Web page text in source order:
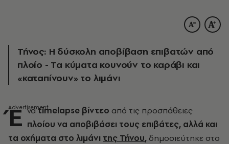
Τήνος: Η δύσκολη αποβίβαση επιβατών από
πλοίο - Τα κύματα κουνούν το καράβι και
«καταπίνουν» το λιμάνι
Έ ναtimelapse βίντεο από τις προσπάθειες
πλοίου να αποβιβάσει τους επιβάτες, αλλά και
τα οχήματα στο λιμάνι της Τήνου, δημοσιεύτηκε στο